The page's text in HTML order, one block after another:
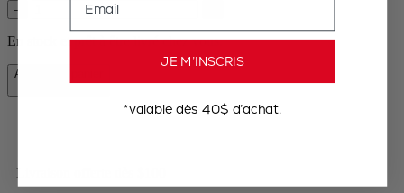
–
En stock et prêt à être livré chez vous.
Ajouter au panier
124,95 $CA
Livraison offerte dès $100
JE M’INSCRIS
*valable dès 40$ d’achat.